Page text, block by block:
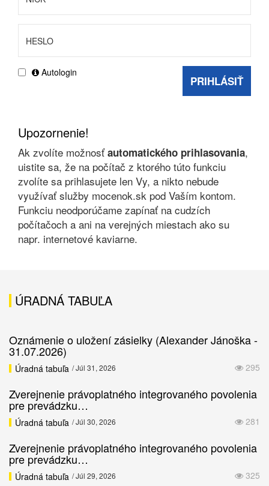
Autologin
PRIHLÁSIŤ
Upozornenie!
Ak zvolíte možnosťautomatického prihlasovania,
uistite sa, že na počítač z ktorého túto funkciu
zvolíte sa prihlasujete len Vy, a nikto nebude
využívať služby mocenok.sk pod Vaším kontom.
Funkciu neodporúčame zapínať na cudzích
počítačoch a ani na verejných miestach ako su
napr. internetové kaviarne.
ÚRADNÁ TABUĽA
Oznámenie o uložení zásielky (Alexander Jánoška -
31.07.2026)
295
Úradná tabuľa / Júl 31, 2026
Zverejnenie právoplatného integrovaného povolenia
pre prevádzku…
281
Úradná tabuľa / Júl 30, 2026
Zverejnenie právoplatného integrovaného povolenia
pre prevádzku…
325
Úradná tabuľa / Júl 29, 2026